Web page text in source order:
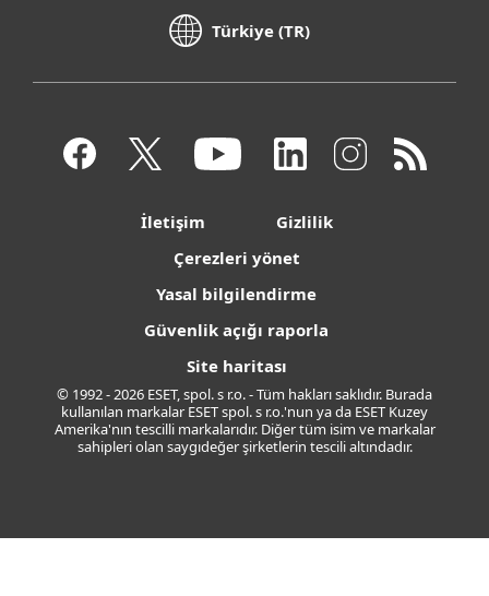
Türkiye (TR)
İletişim
Gizlilik
Çerezleri yönet
Yasal bilgilendirme
Güvenlik açığı raporla
Site haritası
© 1992 - 2026 ESET, spol. s r.o. - Tüm hakları saklıdır. Burada
kullanılan markalar ESET spol. s r.o.'nun ya da ESET Kuzey
Amerika'nın tescilli markalarıdır. Diğer tüm isim ve markalar
sahipleri olan saygıdeğer şirketlerin tescili altındadır.